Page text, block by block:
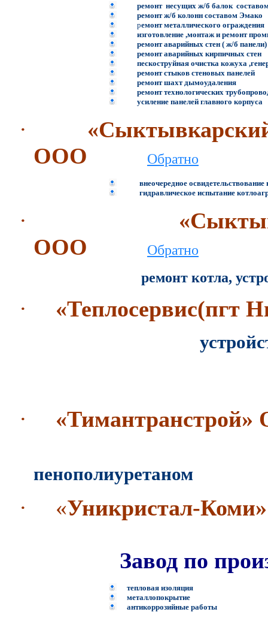
ремонт несущих ж/б балок
ремонт ж/б колонн составом
ремонт металлического
изготовление ,монтаж и
ремонт аварийных стен ( ж/б
ремонт аварийных кирпичных стен
пескоструйная очистка кожуха
ремонт стыков стеновых панелей
ремонт шахт дымоудаления
ремонт технологических
усиление панелей главного корпуса
·
ООО
Обратно
внеочередное
гидравлическое испытание
·
ООО
Обратно
ремонт котла,
·
·
пенополиуретаном
· «Уникристал-
Завод по
тепловая изоляция
металлопокрытие
антикоррозийные работы